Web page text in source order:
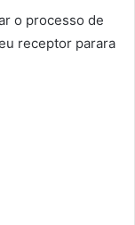
o processo de
receptor parara